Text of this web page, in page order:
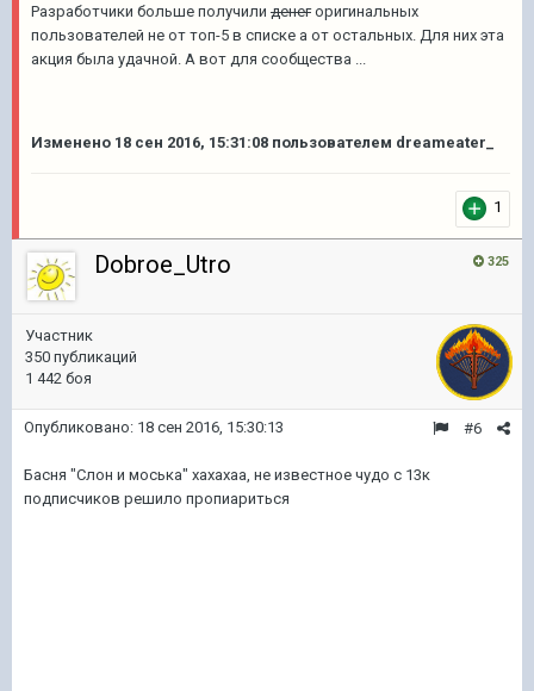
Разработчики больше получили денегоригинальных
пользователей не от топ-5 в списке а от остальных. Для них эта
акция была удачной. А вот для сообщества ...
Изменено 18 сен 2016, 15:31:08 пользователем dreameater_
1
325
Dobroe_Utro
Участник
350 публикаций
1 442 боя
#6
Опубликовано: 18 сен 2016, 15:30:13
Басня "Слон и моська" хахахаа, не известное чудо с 13к
подписчиков решило пропиариться